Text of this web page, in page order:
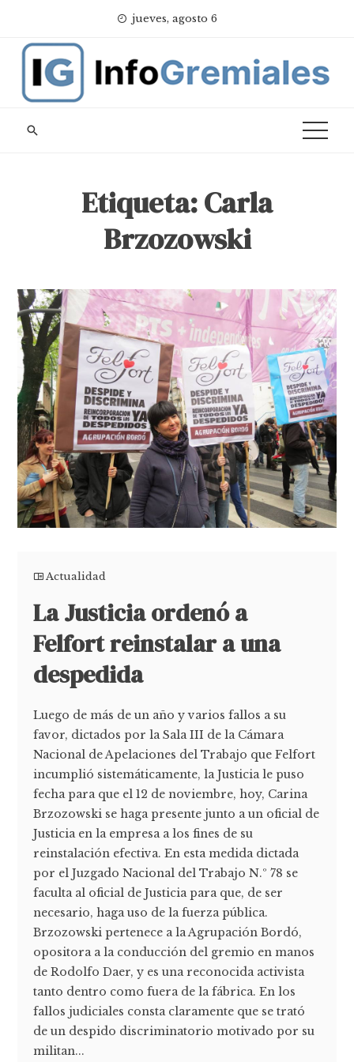
content
jueves, agosto 6
Etiqueta:Carla
Brzozowski
Actualidad
La Justicia ordenó a
Felfort reinstalar a una
despedida
Luego de más de un año y varios fallos a su
favor, dictados por la Sala III de la Cámara
Nacional de Apelaciones del Trabajo que Felfort
incumplió sistemáticamente, la Justicia le puso
fecha para que el 12 de noviembre, hoy, Carina
Brzozowski se haga presente junto a un oficial de
Justicia en la empresa a los fines de su
reinstalación efectiva. En esta medida dictada
por el Juzgado Nacional del Trabajo N.º 78 se
faculta al oficial de Justicia para que, de ser
necesario, haga uso de la fuerza pública.
Brzozowski pertenece a la Agrupación Bordó,
opositora a la conducción del gremio en manos
de Rodolfo Daer, y es una reconocida activista
tanto dentro como fuera de la fábrica. En los
fallos judiciales consta claramente que se trató
de un despido discriminatorio motivado por su
militan...